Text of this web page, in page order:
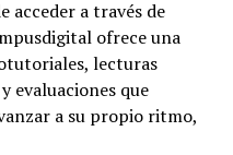
acceder a través de
ofrece una
lecturas
evaluaciones que
a su propio ritmo,